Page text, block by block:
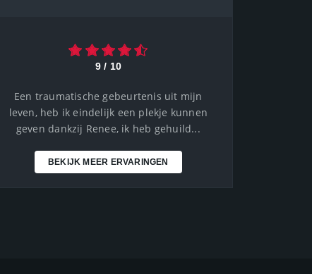
9 / 10
Een traumatische gebeurtenis uit mijn
leven, heb ik eindelijk een plekje kunnen
geven dankzij Renee, ik heb gehuild...
BEKIJK MEER ERVARINGEN